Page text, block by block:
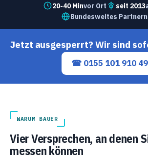
20-40 Minvor Ort seit 2013
Bundesweites
Jetzt ausgesperrt? Wir sind
☎ 0155 101 910 49
WARUM BAUER
Vier Versprechen, an denen
messen können